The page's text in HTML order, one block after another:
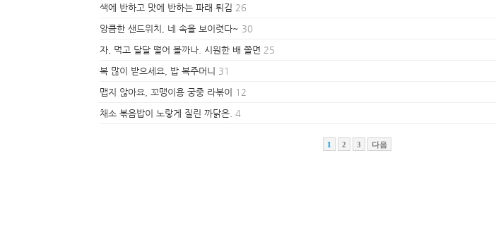
색에 반하고 맛에 반하는 파래 튀김 26
앙큼한 샌드위치, 네 속을 보이렷다~ 30
자, 먹고 달달 떨어 볼까나. 시원한 배 쫄면 25
복 많이 받으세요, 밥 복주머니 31
맵지 않아요, 꼬맹이용 궁중 라볶이
12
채소 볶음밥이 노랗게 질린 까닭은. 4
1 2 3 다음